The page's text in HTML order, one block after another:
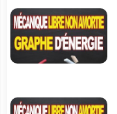
24:49
13:17